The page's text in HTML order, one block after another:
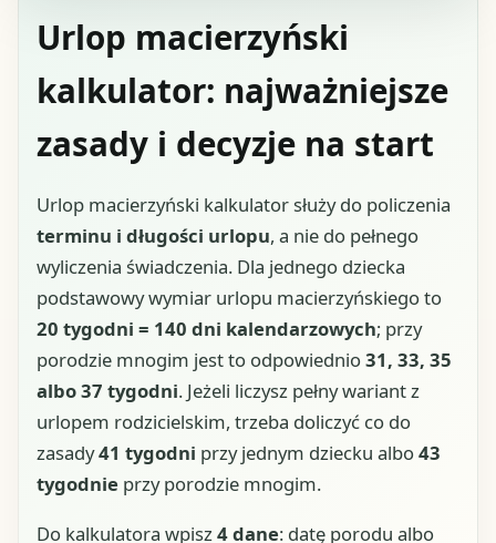
Urlop macierzyński
kalkulator: najważniejsze
zasady i decyzje na start
Urlop macierzyński kalkulator służy do policzenia
terminu i długości urlopu, a nie do pełnego
wyliczenia świadczenia. Dla jednego dziecka
podstawowy wymiar urlopu macierzyńskiego to
20 tygodni = 140 dni kalendarzowych; przy
porodzie mnogim jest to odpowiednio31, 33, 35
albo 37 tygodni. Jeżeli liczysz pełny wariant z
urlopem rodzicielskim, trzeba doliczyć co do
zasady41 tygodni przy jednym dziecku albo43
tygodnie przy porodzie mnogim.
Do kalkulatora wpisz 4 dane: datę porodu albo